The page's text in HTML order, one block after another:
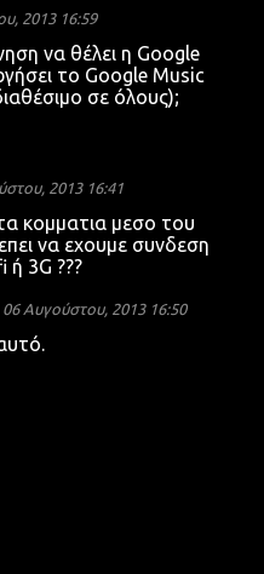
2013 16:59
να θέλει η Google
το Google Music
σε όλους);
2013 16:41
κομματια μεσο του
να εχουμε συνδεση
3G ???
06 Αυγούστου, 2013 16:50